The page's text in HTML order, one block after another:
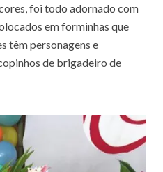
foi todo adornado com
em forminhas que
têm personagens e
de brigadeiro de